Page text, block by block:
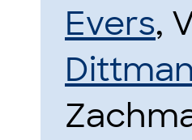
Evers,